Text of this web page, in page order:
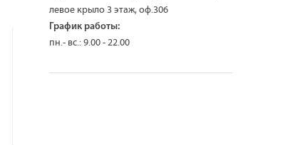
левое крыло 3 этаж, оф.306
График работы:
пн.- вс.: 9.00 - 22.00